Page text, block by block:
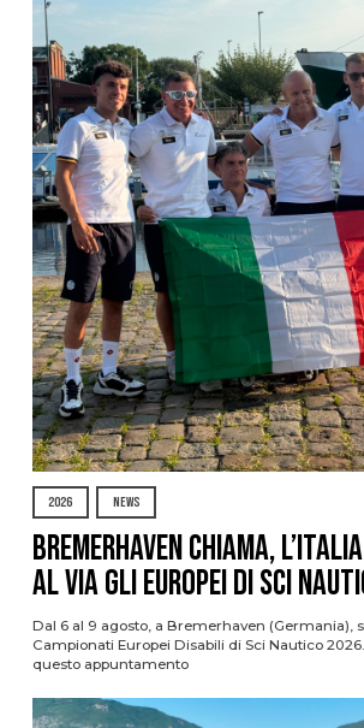
2026 NEWS
Bremerhaven chiama,
al via gli Europei di Sci
Dal 6 al 9 agosto, a Bremerhaven (Germania),
Campionati Europei Disabili di Sci Nautico 2026.
questo appuntamento